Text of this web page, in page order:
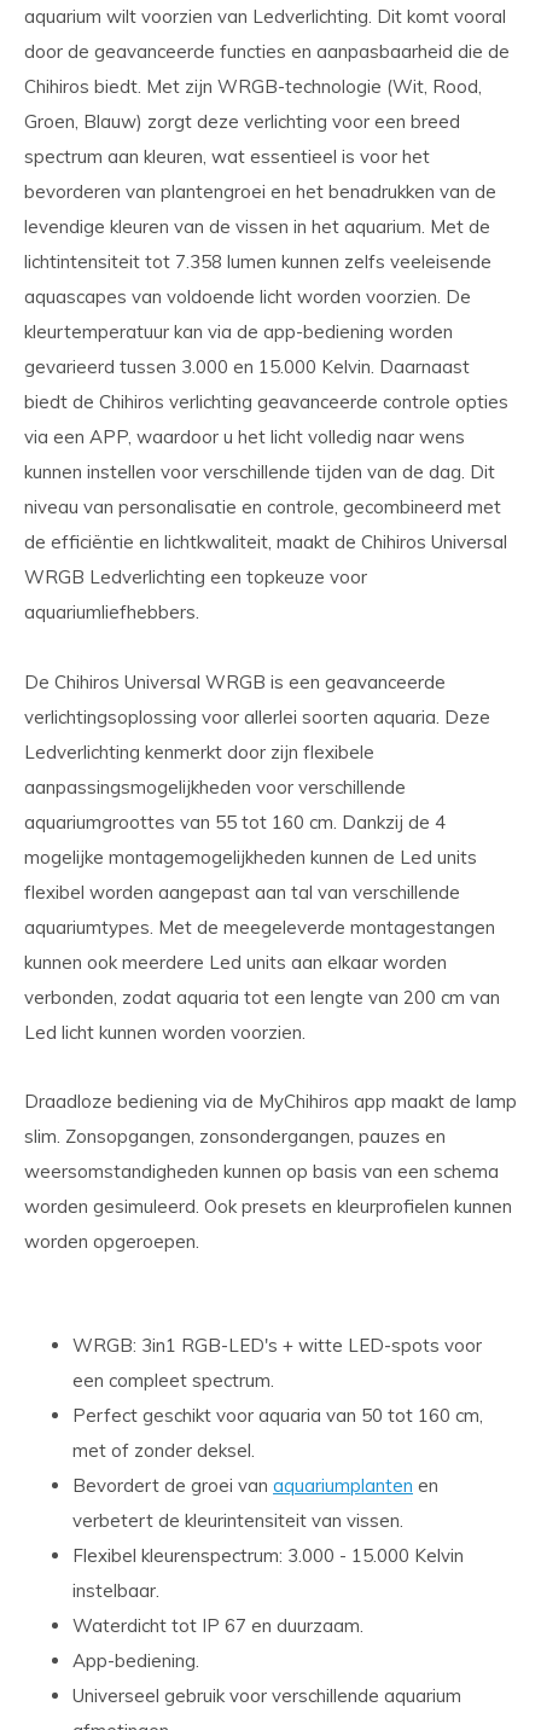
aquarium wilt voorzien van Ledverlichting. Dit komt vooral
door de geavanceerde functies en aanpasbaarheid die de
Chihiros biedt. Met zijn WRGB-technologie (Wit, Rood,
Groen, Blauw) zorgt deze verlichting voor een breed
spectrum aan kleuren, wat essentieel is voor het
bevorderen van plantengroei en het benadrukken van de
levendige kleuren van de vissen in het aquarium. Met de
lichtintensiteit tot 7.358 lumen kunnen zelfs veeleisende
aquascapes van voldoende licht worden voorzien. De
kleurtemperatuur kan via de app-bediening worden
gevarieerd tussen 3.000 en 15.000 Kelvin. Daarnaast
biedt de Chihiros verlichting geavanceerde controle opties
via een APP, waardoor u het licht volledig naar wens
kunnen instellen voor verschillende tijden van de dag. Dit
niveau van personalisatie en controle, gecombineerd met
de efficiëntie en lichtkwaliteit, maakt de Chihiros Universal
WRGB Ledverlichting een topkeuze voor
aquariumliefhebbers.
De Chihiros Universal WRGB is een geavanceerde
verlichtingsoplossing voor allerlei soorten aquaria. Deze
Ledverlichting kenmerkt door zijn flexibele
aanpassingsmogelijkheden voor verschillende
aquariumgroottes van 55 tot 160 cm. Dankzij de 4
mogelijke montagemogelijkheden kunnen de Led units
flexibel worden aangepast aan tal van verschillende
aquariumtypes. Met de meegeleverde montagestangen
kunnen ook meerdere Led units aan elkaar worden
verbonden, zodat aquaria tot een lengte van 200 cm van
Led licht kunnen worden voorzien.
Draadloze bediening via de MyChihiros app maakt de lamp
slim. Zonsopgangen, zonsondergangen, pauzes en
weersomstandigheden kunnen op basis van een schema
worden gesimuleerd. Ook presets en kleurprofielen kunnen
worden opgeroepen.
WRGB: 3in1 RGB-LED's + witte LED-spots voor
een compleet spectrum.
Perfect geschikt voor aquaria van 50 tot 160 cm,
met of zonder deksel.
Bevordert de groei van aquariumplanten en
verbetert de kleurintensiteit van vissen.
Flexibel kleurenspectrum: 3.000 - 15.000 Kelvin
instelbaar.
Waterdicht tot IP 67 en duurzaam.
App-bediening.
Universeel gebruik voor verschillende aquarium